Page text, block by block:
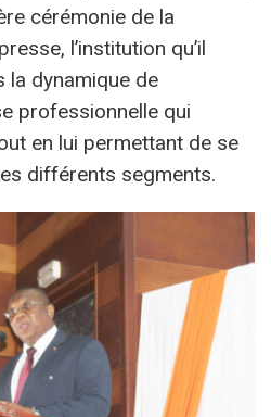
cérémonie de la
l’institution qu’il
la dynamique de
professionnelle qui
en lui permettant de se
différents segments.